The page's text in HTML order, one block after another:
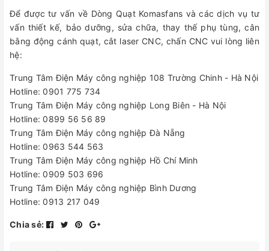
Để được tư vấn về Dòng Quạt Komasfans và các dịch vụ tư
vấn thiết kế, bảo dưỡng, sửa chữa, thay thế phụ tùng, cân
bằng động cánh quạt, cắt laser CNC, chấn CNC vui lòng liên
hệ:
Trung Tâm Điện Máy công nghiệp 108 Trường Chinh - Hà Nội
Hotline: 0901 775 734
Trung Tâm Điện Máy công nghiệp Long Biên - Hà Nội
Hotline: 0899 56 56 89
Trung Tâm Điện Máy công nghiệp Đà Nẵng
Hotline: 0963 544 563
Trung Tâm Điện Máy công nghiệp Hồ Chí Minh
Hotline: 0909 503 696
Trung Tâm Điện Máy công nghiệp Bình Dương
Hotline: 0913 217 049
Chia sẻ: